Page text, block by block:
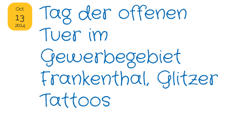
Oct
13
2014
Tag der offenen
Tuer im
Gewerbegebiet
Frankenthal, Glitzer
Tattoos